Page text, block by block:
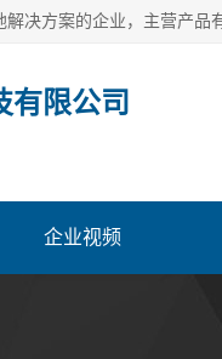
有限公司
企业视频